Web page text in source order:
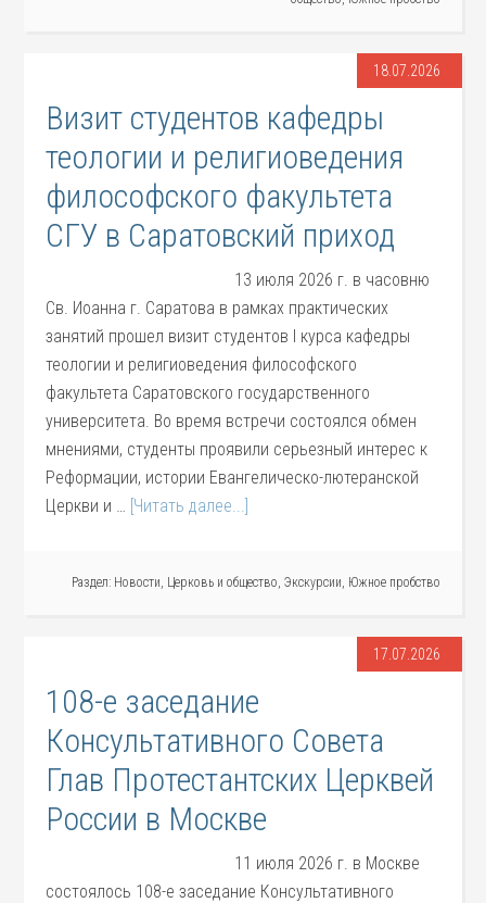
18.07.2026
Визит студентов кафедры
теологии и религиоведения
философского факультета
СГУ в Саратовский приход
13 июля 2026 г. в часовню
Св. Иоанна г. Саратова в рамках практических
занятий прошел визит студентов I курса кафедры
теологии и религиоведения философского
факультета Саратовского государственного
университета. Во время встречи состоялся обмен
мнениями, студенты проявили серьезный интерес к
Реформации, истории Евангелическо-лютеранской
Церкви и … [Читать далее...]
Раздел: Новости, Церковь и общество, Экскурсии, Южное пробство
17.07.2026
108-е заседание
Консультативного Совета
Глав Протестантских Церквей
России в Москве
11 июля 2026 г. в Москве
состоялось 108-е заседание Консультативного